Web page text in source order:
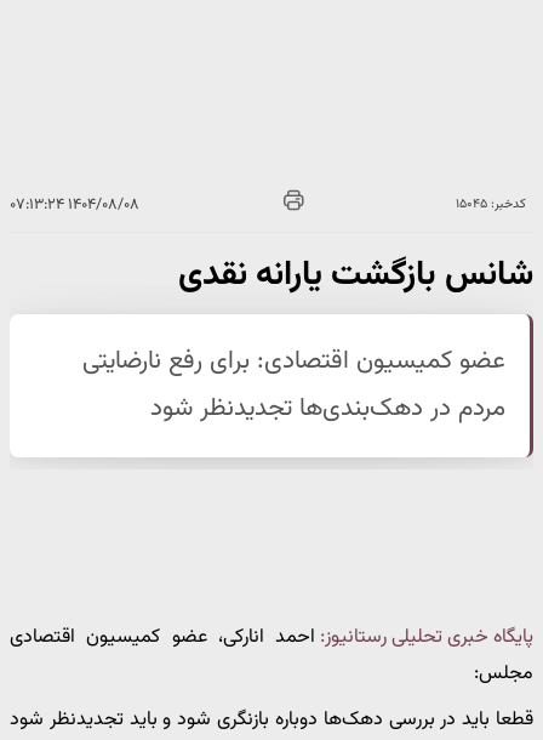
کدخبر: ۱۵۰۴۵ ۱۴۰۴/۰۸/۰۸ ۰۷:۱۳:۲۴
شانس بازگشت یارانه نقدی
عضو کمیسیون اقتصادی: برای رفع نارضایتی
مردم در دهک‌بندی‌ها تجدیدنظر شود
پایگاه خبری تحلیلی رستانیوز: احمد انارکی، عضو کمیسیون اقتصادی
مجلس:
قطعا باید در بررسی دهک‌ها دوباره بازنگری شود و باید تجدیدنظر شود